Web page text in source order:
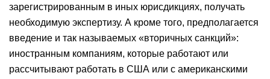
зарегистрированным в иных юрисдикциях, получать
необходимую экспертизу. А кроме того, предполагается
введение и так называемых «вторичных санкций»:
иностранным компаниям, которые работают или
рассчитывают работать в США или с американскими